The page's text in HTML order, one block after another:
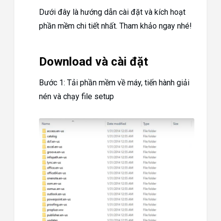
Dưới đây là hướng dẫn cài đặt và kích hoạt
phần mềm chi tiết nhất. Tham khảo ngay nhé!
Download và cài đặt
Bước 1: Tải phần mềm về máy, tiến hành giải
nén và chạy file setup